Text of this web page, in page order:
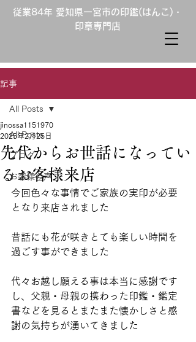
従業84年 愛知県一宮市の印鑑(はんこ)・
印章専門店
記事
All Posts
ブログ
お客様の声
All Posts
先代からお世話になってい
るお客様来店
jinossa1151970
2025年2月25日
今回色々な事情でご家族の実印が必要
となり来店されました
昔話にも花が咲きとても楽しい時間を
過ごす事ができました
代々お越し願える事は本当に感謝です
し、父親・母親の携わった印鑑・鑑定
書などを見るとまたまた懐かしさと感
謝の気持ちが湧いてきました